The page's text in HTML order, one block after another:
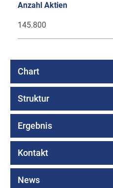
Anzahl Aktien
145.800
Chart
Struktur
Ergebnis
Kontakt
News